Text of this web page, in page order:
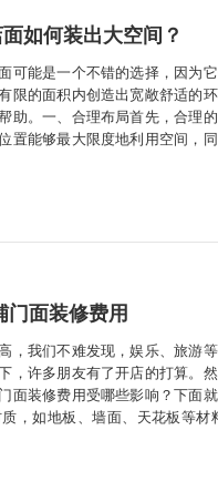
如何装出大空间？
可能是一个不错的选择，因为
限的面积内创造出宽敞舒适的
助。一、合理布局首先，合理
置能够最大限度地利用空间，
移动...
门面装修费用
，我们不难发现，娱乐、旅游
，许多朋友有了开店的打算。
面装修费用受哪些影响？下面
，如地板、墙面、天花板等
的复杂...